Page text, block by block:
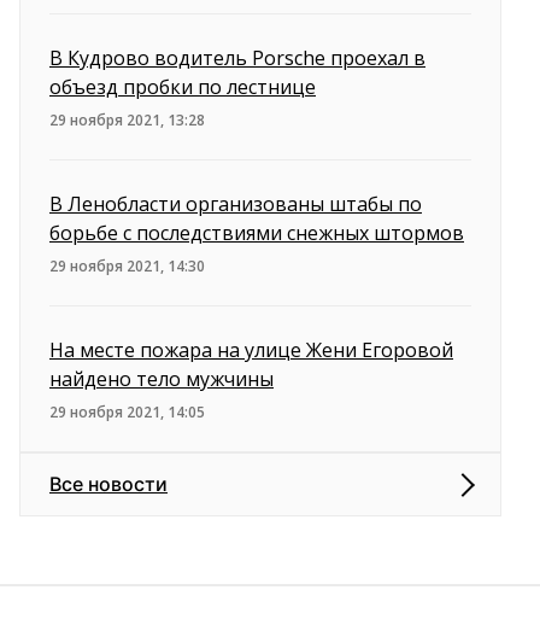
В Кудрово водитель Porsche проехал в
объезд пробки по лестнице
29 ноября 2021, 13:28
В Ленобласти организованы штабы по
борьбе с последствиями снежных штормов
29 ноября 2021, 14:30
На месте пожара на улице Жени Егоровой
найдено тело мужчины
29 ноября 2021, 14:05
Все новости